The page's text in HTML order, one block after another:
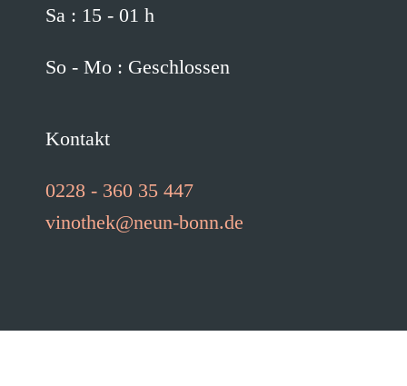
Sa : 15 - 01 h
So - Mo : Geschlossen
Kontakt
0228 - 360 35 447
vinothek@neun-bonn.de